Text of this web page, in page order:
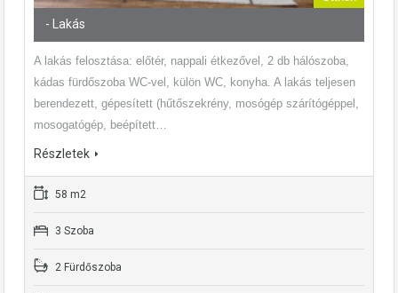
- Lakás
A lakás felosztása: előtér, nappali étkezővel, 2 db hálószoba,
kádas fürdőszoba WC-vel, külön WC, konyha. A lakás teljesen
berendezett, gépesített (hűtőszekrény, mosógép szárítógéppel,
mosogatógép, beépített…
Részletek
58 m2
3 Szoba
2 Fürdőszoba